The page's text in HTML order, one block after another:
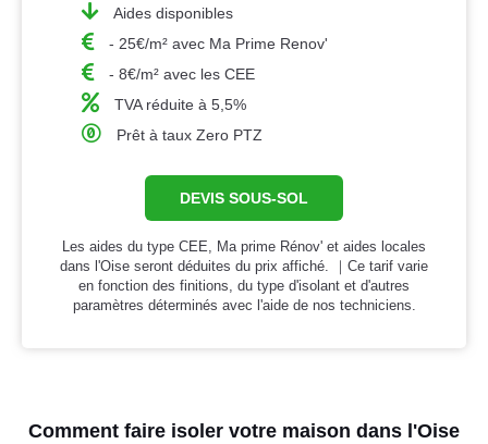
Aides disponibles
- 25€/m² avec Ma Prime Renov'
- 8€/m² avec les CEE
TVA réduite à 5,5%
Prêt à taux Zero PTZ
DEVIS SOUS-SOL
Les aides du type CEE, Ma prime Rénov' et aides locales
dans l'Oise seront déduites du prix affiché. ｜Ce tarif varie
en fonction des finitions, du type d'isolant et d'autres
paramètres déterminés avec l'aide de nos techniciens.
Comment faire isoler votre maison dans l'Oise